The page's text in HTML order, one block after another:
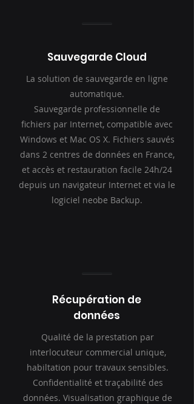
Sauvegarde Cloud
La solution de sauvegarde en ligne
automatique.
Sauvegarde professionnelle de
fichiers par Internet, compatible avec
Windows et Mac OS X. Fichiers sauvés
dans 2 centres de données en France,
et accès et restauration facile 24h/24
depuis un navigateur Internet et via le
logiciel neobe Backup.
Récupération de
données
Qualité de la prestation par
interlocuteur commercial unique,
habiltation pour travaux sensibles.
Confidentialité et traçabilité des
données. Visualisation graphique de